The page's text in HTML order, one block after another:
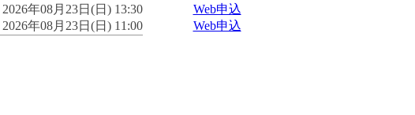
2026年08月23日(日) 13:30
Web申込
2026年08月23日(日) 11:00 Web申込